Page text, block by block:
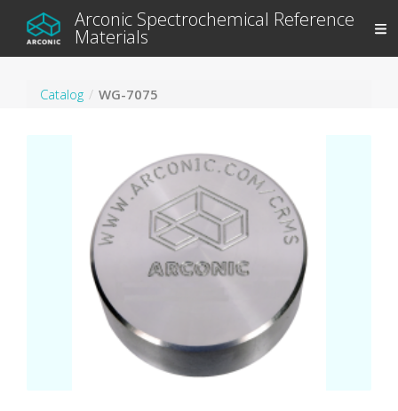
Arconic Spectrochemical Reference
Materials
Catalog WG-7075